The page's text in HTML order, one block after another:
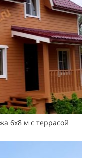
6х8 м с террасой